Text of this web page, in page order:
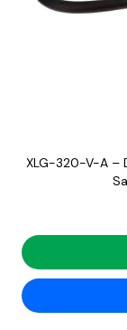
XLG-320-V-A –